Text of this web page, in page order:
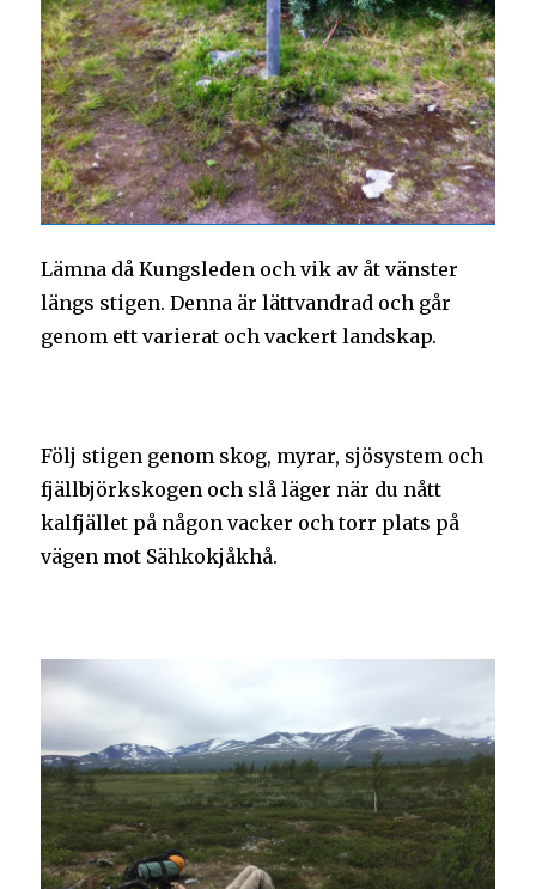
Lämna då Kungsleden och vik av åt vänster
längs stigen. Denna är lättvandrad och går
genom ett varierat och vackert landskap.
Följ stigen genom skog, myrar, sjösystem och
fjällbjörkskogen och slå läger när du nått
kalfjället på någon vacker och torr plats på
vägen mot Sähkokjåkhå.